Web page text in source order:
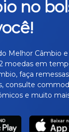
no
Melhor Câmbio
moedas em
faça remessas
consulte
e muito